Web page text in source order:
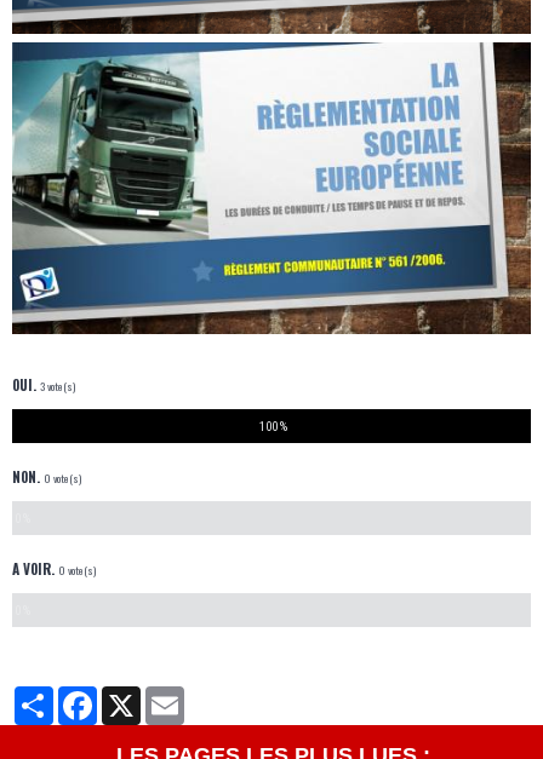
OUI. 3 vote(s)
100 %
NON. 0 vote(s)
A VOIR. 0 vote(s)
Partager Facebook